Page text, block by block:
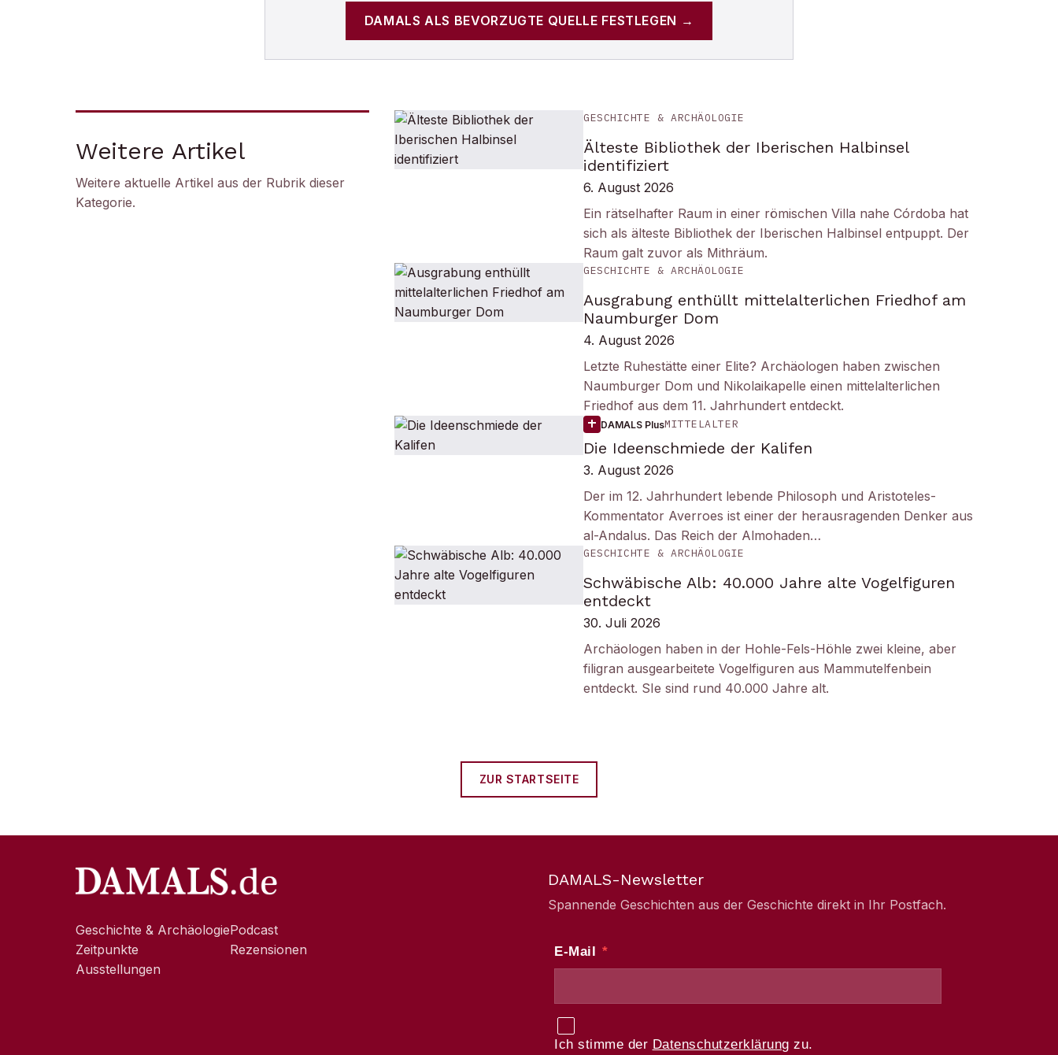
DAMALS ALS BEVORZUGTE QUELLE FESTLEGEN →
Weitere Artikel
Weitere aktuelle Artikel aus der Rubrik dieser
Kategorie.
GESCHICHTE & ARCHÄOLOGIE
Älteste Bibliothek der Iberischen Halbinsel
identifiziert
6. August 2026
Ein rätselhafter Raum in einer römischen Villa nahe Córdoba hat
sich als älteste Bibliothek der Iberischen Halbinsel entpuppt. Der
Raum galt zuvor als Mithräum.
GESCHICHTE & ARCHÄOLOGIE
Ausgrabung enthüllt mittelalterlichen Friedhof am
Naumburger Dom
4. August 2026
Letzte Ruhestätte einer Elite? Archäologen haben zwischen
Naumburger Dom und Nikolaikapelle einen mittelalterlichen
Friedhof aus dem 11. Jahrhundert entdeckt.
DAMALS PlusMITTELALTER
Die Ideenschmiede der Kalifen
3. August 2026
Der im 12. Jahrhundert lebende Philosoph und Aristoteles-
Kommentator Averroes ist einer der herausragenden Denker aus
al-Andalus. Das Reich der Almohaden…
GESCHICHTE & ARCHÄOLOGIE
Schwäbische Alb: 40.000 Jahre alte Vogelfiguren
entdeckt
30. Juli 2026
Archäologen haben in der Hohle-Fels-Höhle zwei kleine, aber
filigran ausgearbeitete Vogelfiguren aus Mammutelfenbein
entdeckt. SIe sind rund 40.000 Jahre alt.
ZUR STARTSEITE
Geschichte & Archäologie
Zeitpunkte
Ausstellungen
Podcast
Rezensionen
DAMALS-Newsletter
Spannende Geschichten aus der Geschichte direkt in Ihr Postfach.